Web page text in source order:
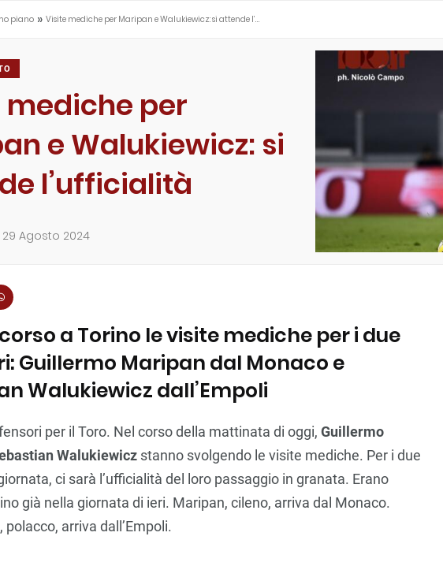
piano » Visite mediche per Maripan e Walukiewicz: si attende l’…
mediche per
e Walukiewicz: si
l’ufficialità
29 Agosto 2024
a Torino le visite mediche per i due
Guillermo Maripan dal Monaco e
Walukiewicz dall’Empoli
per il Toro. Nel corso della mattinata di oggi, Guillermo
Walukiewicz stanno svolgendo le visite mediche. Per i due
ci sarà l’ufficialità del loro passaggio in granata. Erano
già nella giornata di ieri. Maripan, cileno, arriva dal Monaco.
arriva dall’Empoli.